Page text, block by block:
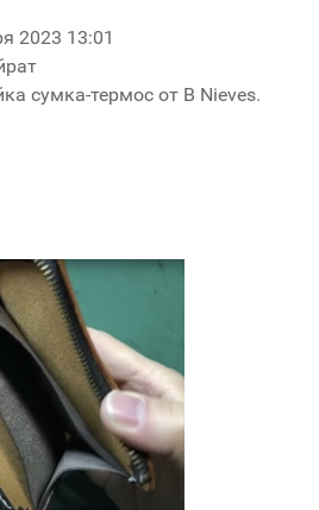
2023 13:01
сумка-термос от B Nieves.